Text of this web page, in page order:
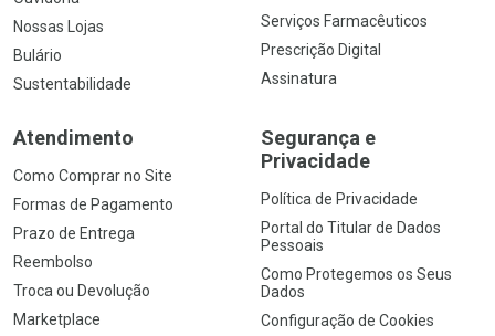
Nossas Lojas
Bulário
Sustentabilidade
Serviços Farmacêuticos
Prescrição Digital
Assinatura
Atendimento
Como Comprar no Site
Formas de Pagamento
Prazo de Entrega
Reembolso
Troca ou Devolução
Marketplace
Segurança e
Privacidade
Política de Privacidade
Portal do Titular de Dados
Pessoais
Como Protegemos os Seus
Dados
Configuração de Cookies